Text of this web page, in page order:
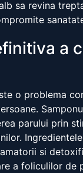
sa revina
a
o problema
parului prin
si
a foliculilor de